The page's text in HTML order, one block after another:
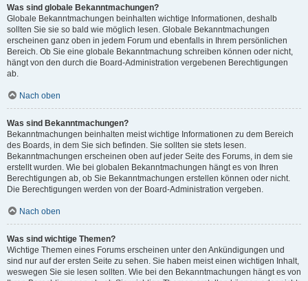
Was sind globale Bekanntmachungen?
Globale Bekanntmachungen beinhalten wichtige Informationen, deshalb
sollten Sie sie so bald wie möglich lesen. Globale Bekanntmachungen
erscheinen ganz oben in jedem Forum und ebenfalls in Ihrem persönlichen
Bereich. Ob Sie eine globale Bekanntmachung schreiben können oder nicht,
hängt von den durch die Board-Administration vergebenen Berechtigungen
ab.
Nach oben
Was sind Bekanntmachungen?
Bekanntmachungen beinhalten meist wichtige Informationen zu dem Bereich
des Boards, in dem Sie sich befinden. Sie sollten sie stets lesen.
Bekanntmachungen erscheinen oben auf jeder Seite des Forums, in dem sie
erstellt wurden. Wie bei globalen Bekanntmachungen hängt es von Ihren
Berechtigungen ab, ob Sie Bekanntmachungen erstellen können oder nicht.
Die Berechtigungen werden von der Board-Administration vergeben.
Nach oben
Was sind wichtige Themen?
Wichtige Themen eines Forums erscheinen unter den Ankündigungen und
sind nur auf der ersten Seite zu sehen. Sie haben meist einen wichtigen Inhalt,
weswegen Sie sie lesen sollten. Wie bei den Bekanntmachungen hängt es von